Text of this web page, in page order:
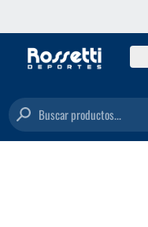
Buscar productos...